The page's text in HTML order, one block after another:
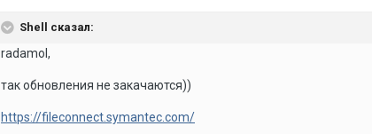
Shell сказал:
radamol,
так обновления не закачаются))
https://fileconnect.symantec.com/